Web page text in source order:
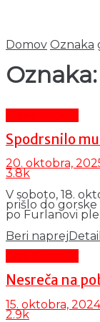
Domov Oznaka
Oznaka:
Spodrsnilo
20. oktobra,
3.8k
V soboto, 18.
prišlo do
po Furlanovi
Beri naprej
Nesreča na
15. oktobra, 2024
2.9k